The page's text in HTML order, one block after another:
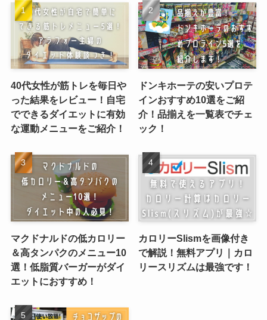
40代女性が筋トレを毎日や
った結果をレビュー！自宅
でできるダイエットに有効
な運動メニューをご紹介！
ドンキホーテの安いプロテ
インおすすめ10選をご紹
介！品揃えを一覧表でチェ
ック！
マクドナルドの低カロリー
＆高タンパクのメニュー10
選！低脂質バーガーがダイ
エットにおすすめ！
カロリーSlismを画像付き
で解説！無料アプリ｜カロ
リースリズムは最強です！